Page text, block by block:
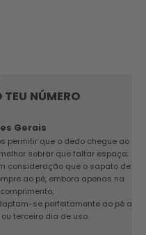
TEU NÚMERO
Gerais
permitir que o dedo chegue ao
sobrar que faltar espaço;
consideração que o sapato de
ao pé, embora apenas na
se perfeitamente ao pé a
terceiro dia de uso.